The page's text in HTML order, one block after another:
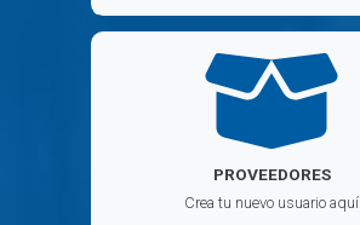
PROVEEDORES
Crea tu nuevo usuario aquí